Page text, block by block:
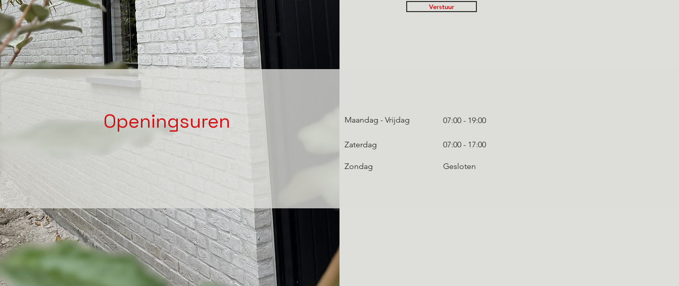
Verstuur
Openingsuren Maandag - Vrijdag
Zaterdag
Zondag
07:00 - 19:00
07:00 - 17:00
Gesloten